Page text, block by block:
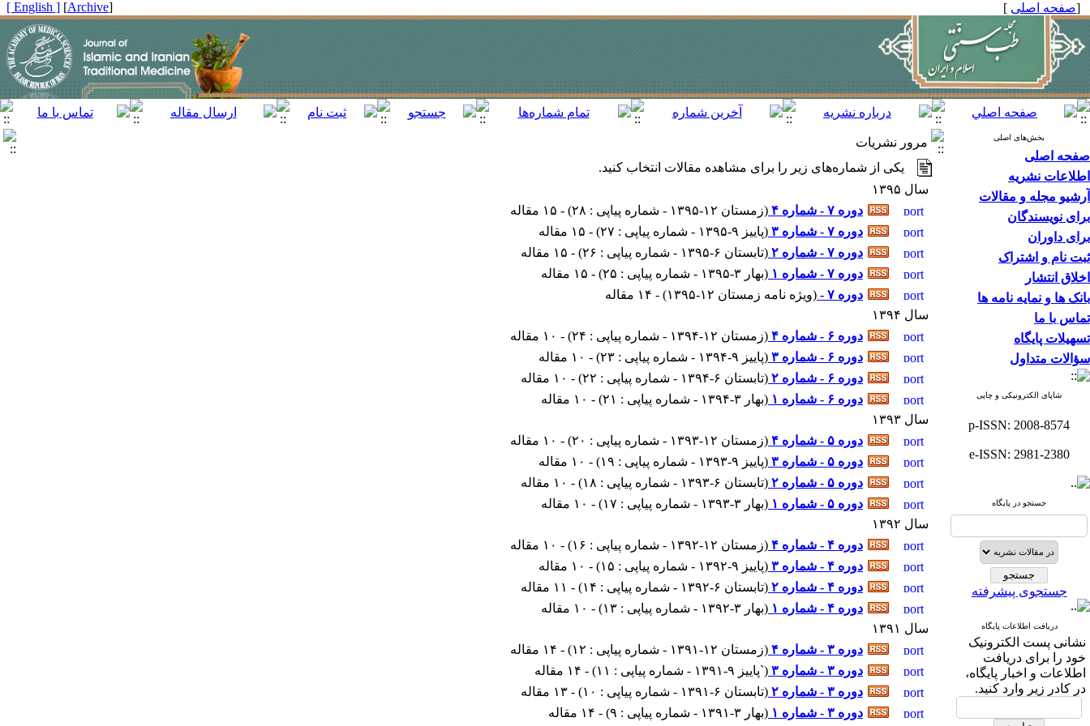
[صفحه اصلی ]
[
Archive
]
[ English ]
بخش‌های اصلی
صفحه اصلی
اطلاعات نشریه
آرشیو مجله و مقالات
برای نویسندگان
برای داوران
ثبت نام و اشتراک
اخلاق انتشار
بانک ها و نمایه نامه ها
تماس با ما
تسهیلات پایگاه
سؤالات متداول
شاپای الکترونیکی و چاپی
p-ISSN: 2008-8574
e-ISSN: 2981-2380
جستجو در پایگاه
جستجوی پیشرفته
دریافت اطلاعات پایگاه
نشانی پست الکترونیک
خود را برای دریافت
اطلاعات و اخبار پایگاه،
در کادر زیر وارد کنید.
مرور نشریات
یکی از شماره‌های زیر را برای مشاهده مقالات انتخاب کنید.
سال ۱۳۹۵
دوره ۷ - شماره ۴
(زمستان ۱۲-۱۳۹۵ - شماره پیاپی : ۲۸
) - ۱۵ مقاله
دوره ۷ - شماره ۳
(پاييز ۹-۱۳۹۵ - شماره پیاپی : ۲۷
) - ۱۵ مقاله
دوره ۷ - شماره ۲
(تابستان ۶-۱۳۹۵ - شماره پیاپی : ۲۶
) - ۱۵ مقاله
دوره ۷ - شماره ۱
(بهار ۳-۱۳۹۵ - شماره پیاپی : ۲۵
) - ۱۵ مقاله
دوره ۷ -
(ويژه نامه زمستان ۱۲-۱۳۹۵
) - ۱۴ مقاله
سال ۱۳۹۴
دوره ۶ - شماره ۴
(زمستان ۱۲-۱۳۹۴ - شماره پیاپی : ۲۴
) - ۱۰ مقاله
دوره ۶ - شماره ۳
(پاييز ۹-۱۳۹۴ - شماره پیاپی : ۲۳
) - ۱۰ مقاله
دوره ۶ - شماره ۲
(تابستان ۶-۱۳۹۴ - شماره پیاپی : ۲۲
) - ۱۰ مقاله
دوره ۶ - شماره ۱
(بهار ۳-۱۳۹۴ - شماره پیاپی : ۲۱
) - ۱۰ مقاله
سال ۱۳۹۳
دوره ۵ - شماره ۴
(زمستان ۱۲-۱۳۹۳ - شماره پیاپی : ۲۰
) - ۱۰ مقاله
دوره ۵ - شماره ۳
(پاييز ۹-۱۳۹۳ - شماره پیاپی : ۱۹
) - ۱۰ مقاله
دوره ۵ - شماره ۲
(تابستان ۶-۱۳۹۳ - شماره پیاپی : ۱۸
) - ۱۰ مقاله
دوره ۵ - شماره ۱
(بهار ۳-۱۳۹۳ - شماره پیاپی : ۱۷
) - ۱۰ مقاله
سال ۱۳۹۲
دوره ۴ - شماره ۴
(زمستان ۱۲-۱۳۹۲ - شماره پیاپی : ۱۶
) - ۱۰ مقاله
دوره ۴ - شماره ۳
(پاييز ۹-۱۳۹۲ - شماره پیاپی : ۱۵
) - ۱۰ مقاله
دوره ۴ - شماره ۲
(تابستان ۶-۱۳۹۲ - شماره پیاپی : ۱۴
) - ۱۱ مقاله
دوره ۴ - شماره ۱
(بهار ۳-۱۳۹۲ - شماره پیاپی : ۱۳
) - ۱۰ مقاله
سال ۱۳۹۱
دوره ۳ - شماره ۴
(زمستان ۱۲-۱۳۹۱ - شماره پیاپی : ۱۲
) - ۱۴ مقاله
دوره ۳ - شماره ۳
(`پاييز ۹-۱۳۹۱ - شماره پیاپی : ۱۱
) - ۱۴ مقاله
دوره ۳ - شماره ۲
(تابستان ۶-۱۳۹۱ - شماره پیاپی : ۱۰
) - ۱۳ مقاله
دوره ۳ - شماره ۱
(بهار ۳-۱۳۹۱ - شماره پیاپی : ۹ ) - ۱۴ مقاله